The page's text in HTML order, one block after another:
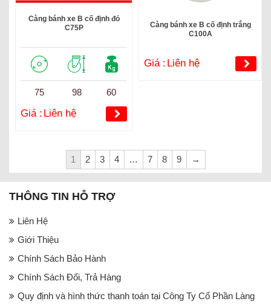
Càng bánh xe B cố định đỏ
C75P
75 98 60
Giá : Liên hệ
Càng bánh xe B cố định trắng
C100A
Giá : Liên hệ
1 2 3 4 … 7 8 9 →
THÔNG TIN HỖ TRỢ
Liên Hệ
Giới Thiệu
Chính Sách Bảo Hành
Chính Sách Đổi, Trả Hàng
Quy định và hình thức thanh toán tại Công Ty Cổ Phần Làng